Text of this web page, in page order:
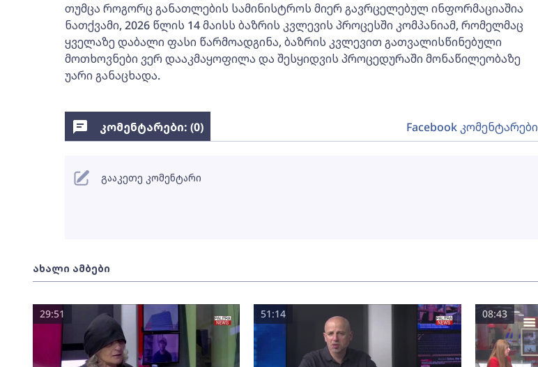
თუმცა როგორც განათლების სამინისტროს მიერ გავრცელებულ ინფორმაციაშია
ნათქვამი, 2026 წლის 14 მაისს ბაზრის კვლევის პროცესში კომპანიამ, რომელმაც
ყველაზე დაბალი ფასი წარმოადგინა, ბაზრის კვლევით გათვალისწინებული
მოთხოვნები ვერ დააკმაყოფილა და შესყიდვის პროცედურაში მონაწილეობაზე
უარი განაცხადა.
ახალი ამბები
29:51 51:14 08:43
კომენტარები: (0) Facebook კომენტარები
გააკეთე კომენტარი